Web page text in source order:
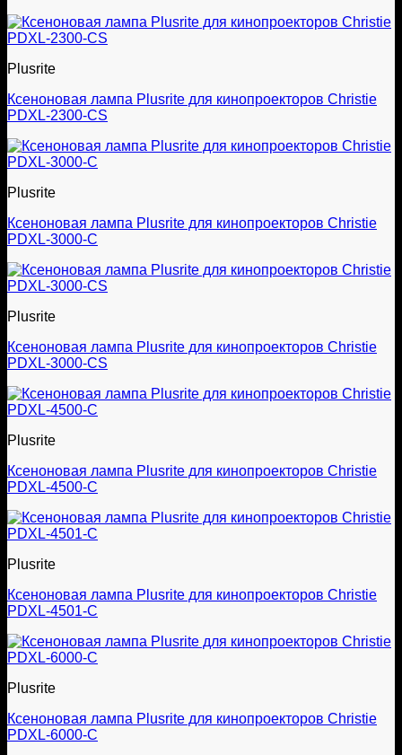
Plusrite
Ксеноновая лампа Plusrite для кинопроекторов Christie
PDXL-2300-CS
Plusrite
Ксеноновая лампа Plusrite для кинопроекторов Christie
PDXL-3000-C
Plusrite
Ксеноновая лампа Plusrite для кинопроекторов Christie
PDXL-3000-CS
Plusrite
Ксеноновая лампа Plusrite для кинопроекторов Christie
PDXL-4500-C
Plusrite
Ксеноновая лампа Plusrite для кинопроекторов Christie
PDXL-4501-C
Plusrite
Ксеноновая лампа Plusrite для кинопроекторов Christie
PDXL-6000-C